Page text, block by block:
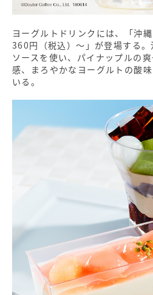
ヨーグルトドリンクには、「沖
360円（税込）〜」が登場する
ソースを使い、パイナップルの
感、まろやかなヨーグルトの酸
いる。